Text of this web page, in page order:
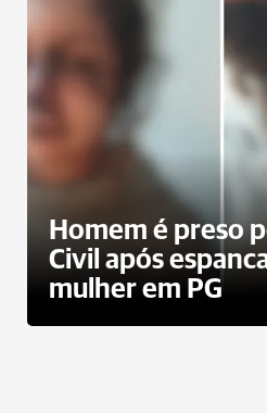
Homem é preso
Civil após
mulher em PG